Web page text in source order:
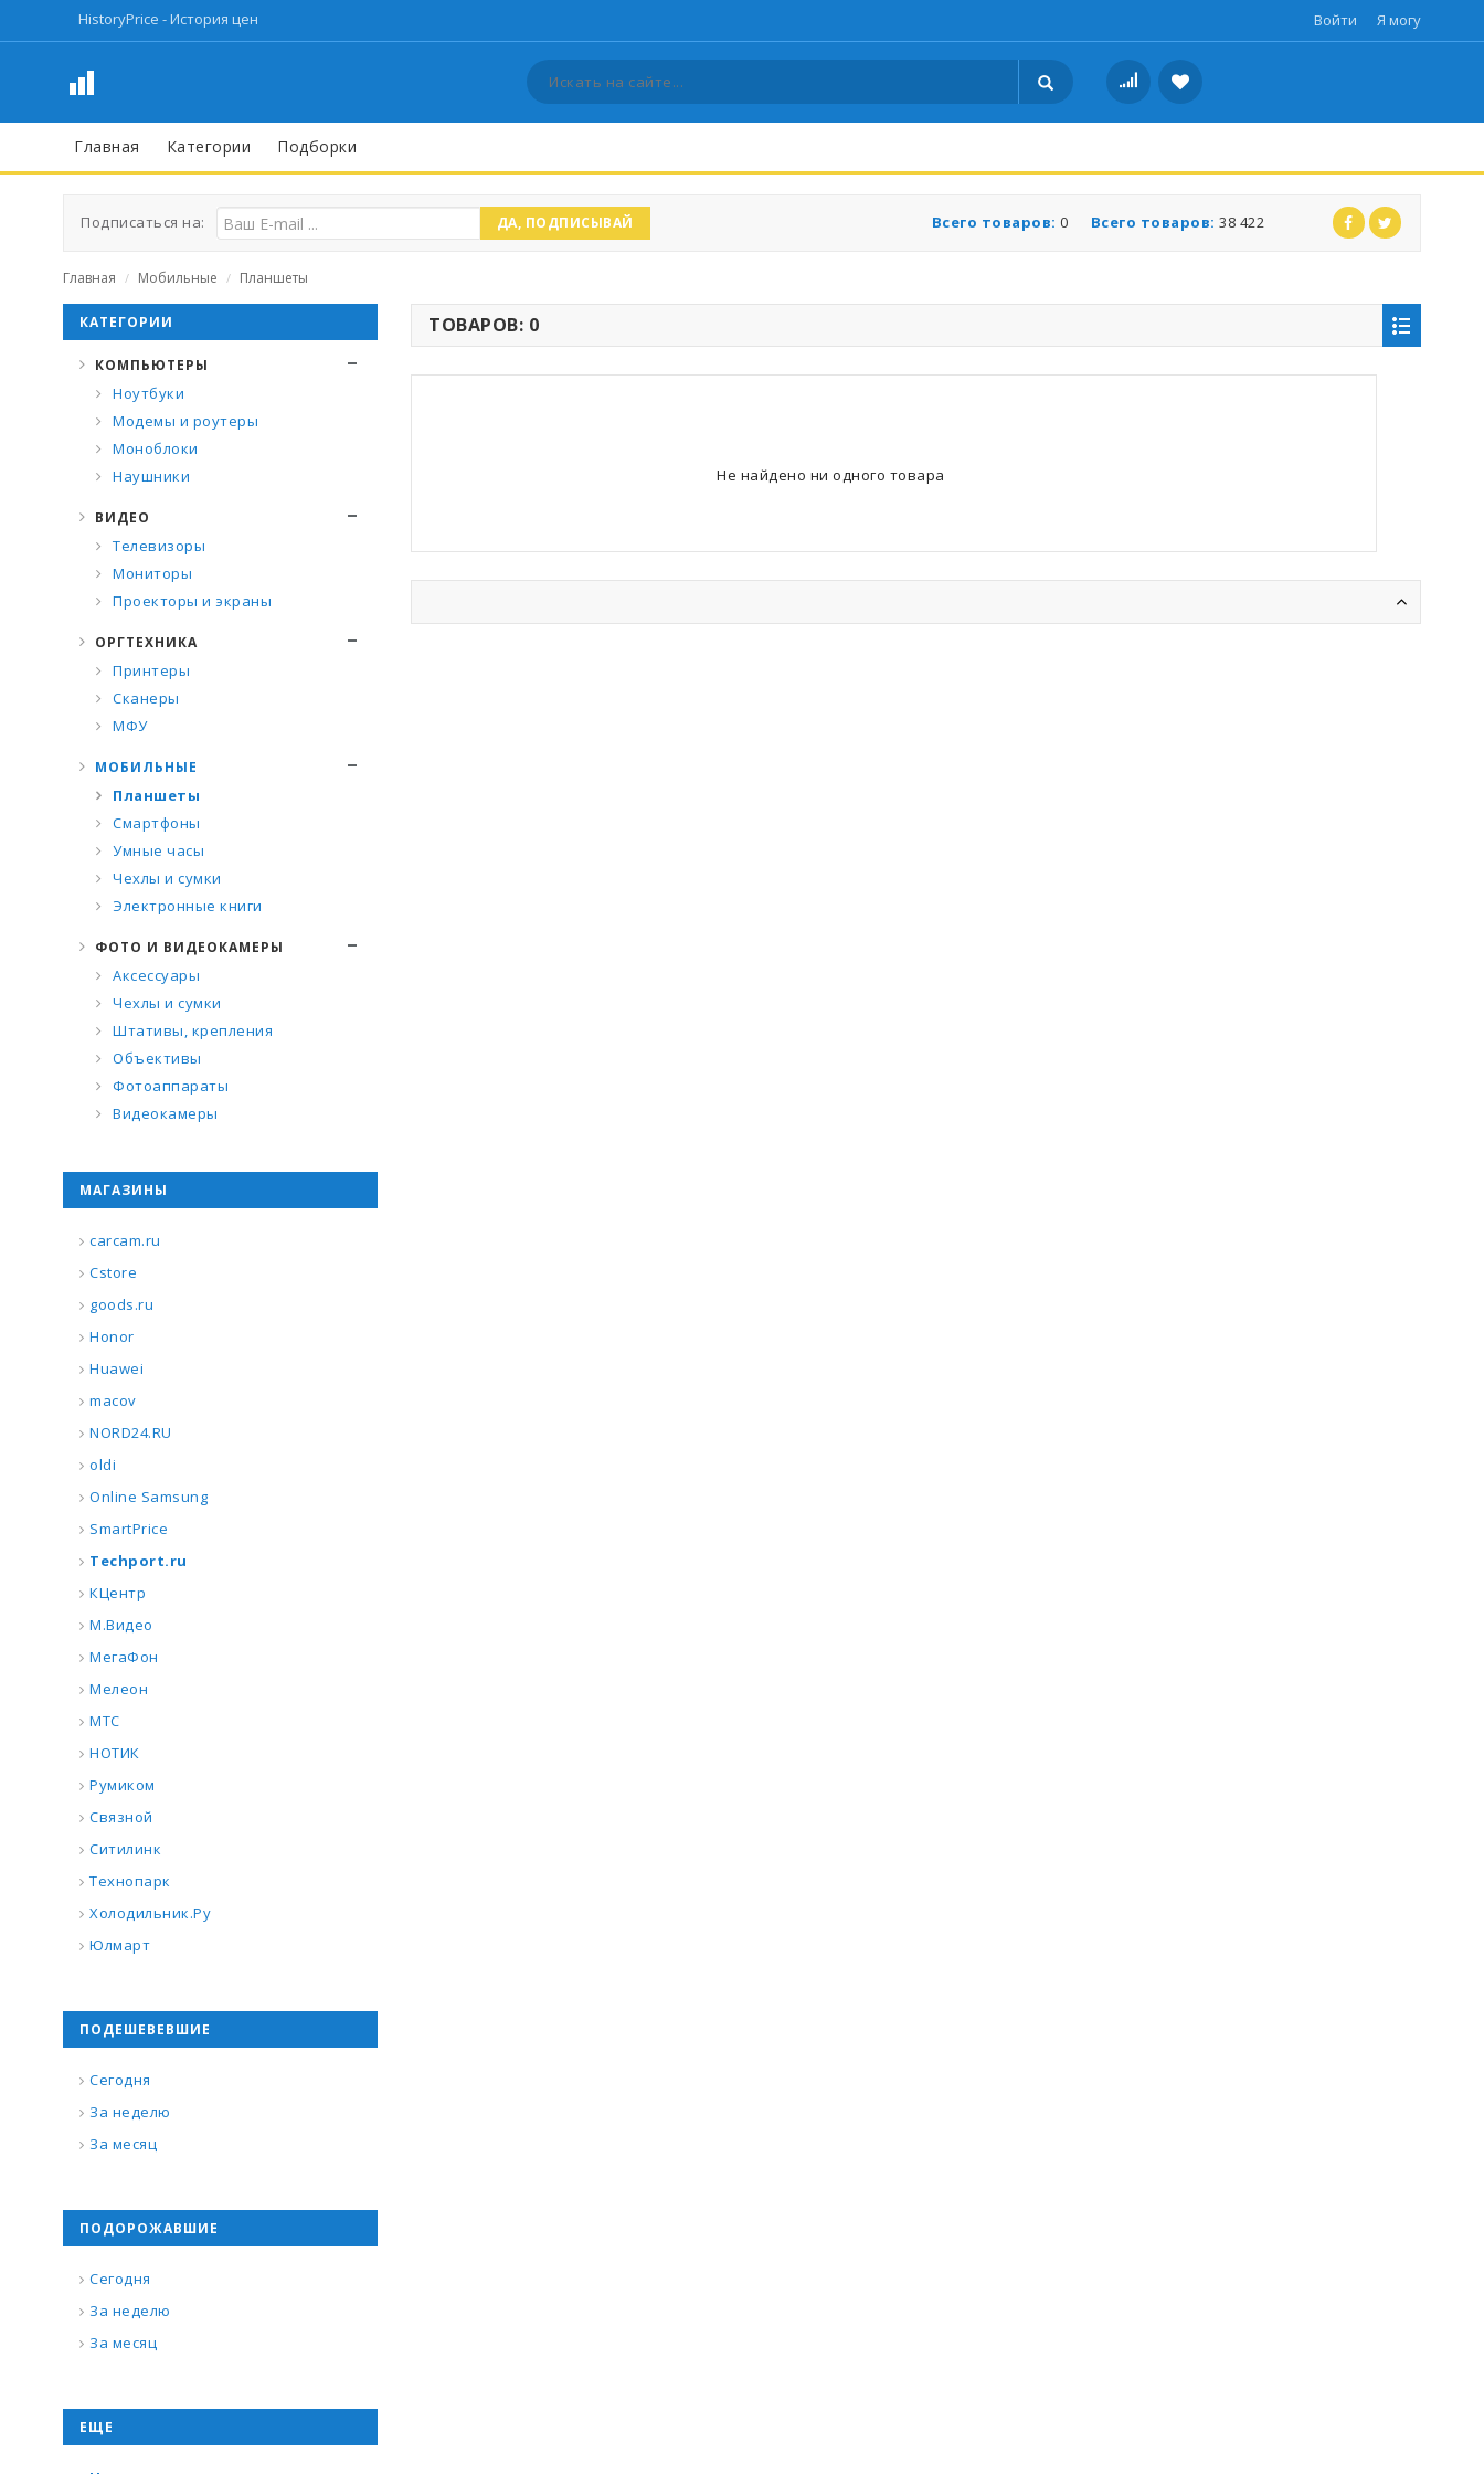
HistoryPrice - История цен Войти Я могу
Главная Категории Подборки
Подписаться на: ДА, ПОДПИСЫВАЙ Всего товаров: 38 422
Всего товаров: 0
Главная / Мобильные / Планшеты
ТОВАРОВ: 0
Не найдено ни одного товара
КАТЕГОРИИ
КОМПЬЮТЕРЫ
Ноутбуки
Модемы и роутеры
Моноблоки
Наушники
ВИДЕО
Телевизоры
Мониторы
Проекторы и экраны
ОРГТЕХНИКА
Принтеры
Сканеры
МФУ
МОБИЛЬНЫЕ
Планшеты
Смартфоны
Умные часы
Чехлы и сумки
Электронные книги
ФОТО И ВИДЕОКАМЕРЫ
Аксессуары
Чехлы и сумки
Штативы, крепления
Объективы
Фотоаппараты
Видеокамеры
МАГАЗИНЫ
carcam.ru
Cstore
goods.ru
Honor
Huawei
macov
NORD24.RU
oldi
Online Samsung
SmartPrice
Techport.ru
КЦентр
М.Видео
МегаФон
Мелеон
МТС
НОТИК
Румиком
Связной
Ситилинк
Технопарк
Холодильник.Ру
Юлмарт
ПОДЕШЕВЕВШИЕ
Сегодня
За неделю
За месяц
ПОДОРОЖАВШИЕ
Сегодня
За неделю
За месяц
ЕЩЕ